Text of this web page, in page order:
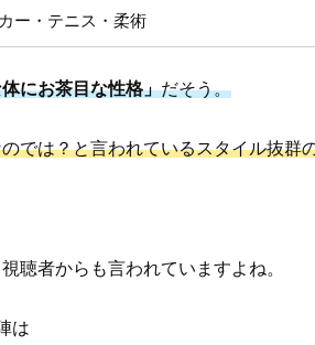
ー・テニス・柔術
にお茶目な性格」だそう。
では？と言われているスタイル抜群
視聴者からも言われていますよね。
は